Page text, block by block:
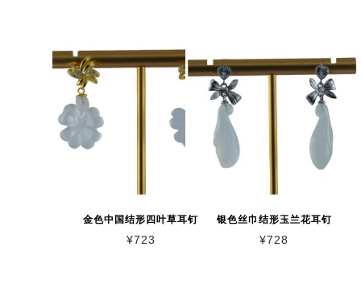
金色中国结形四叶草耳钉
¥723
银色丝巾结形玉兰花耳钉
¥728